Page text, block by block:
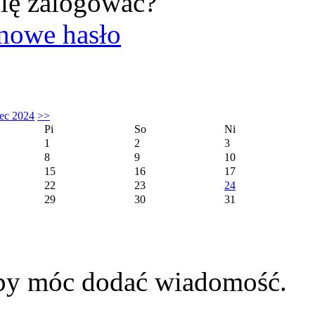
hasło
2024 >>
Pi
So
Ni
1
2
3
8
9
10
15
16
17
22
23
24
29
30 31
móc dodać wiadomość.